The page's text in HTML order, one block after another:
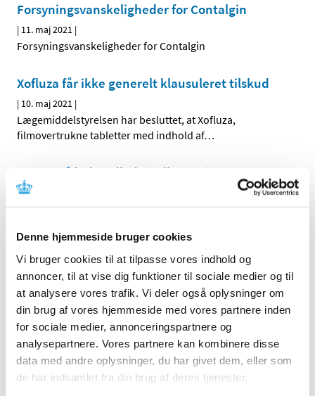
Denne hjemmeside bruger cookies
Vi bruger cookies til at tilpasse vores indhold og
annoncer, til at vise dig funktioner til sociale medier og til
at analysere vores trafik. Vi deler også oplysninger om
din brug af vores hjemmeside med vores partnere inden
for sociale medier, annonceringspartnere og
analysepartnere. Vores partnere kan kombinere disse
data med andre oplysninger, du har givet dem, eller som
de har indsamlet fra din brug af deres tjenester.
Forsyningsvanskeligheder for Contalgin
| 11. maj 2021 |
Forsyningsvanskeligheder for Contalgin
Xofluza får ikke generelt klausuleret tilskud
| 10. maj 2021 |
Lægemiddelstyrelsen har besluttet, at Xofluza,
filmovertrukne tabletter med indhold af…
Status på behandlede indberetninger om
formodede bivirkninger ved Vaxzevria, uge 18
|6. maj 2021|
Vaxzevria er behandlet. De fleste er kendte og
Status på behandlede indberetninger om
formodede bivirkninger ved COVID-19 Vaccine
Moderna, uge 18
|6. maj 2021 |
358 indberetninger om formodede bivirkninger ved
Moderna er behandlet. De fleste er kendte og…